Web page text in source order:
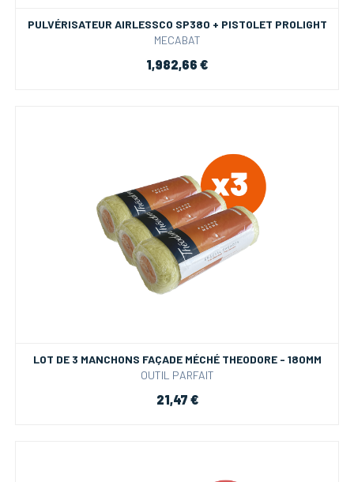
PULVÉRISATEUR AIRLESSCO SP380 + PISTOLET PROLIGHT
MECABAT
1,982,66 €
LOT DE 3 MANCHONS FAÇADE MÉCHÉ THEODORE - 180MM
OUTIL PARFAIT
21,47 €